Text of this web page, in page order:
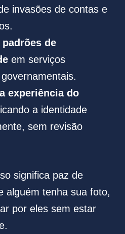
invasões de contas e
de
em serviços
experiência do
a identidade
sem revisão
significa paz de
alguém tenha sua foto,
por eles sem estar